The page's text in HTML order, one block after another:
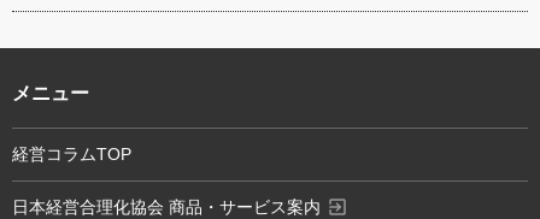
メニュー
経営コラムTOP
日本経営合理化協会 商品・サービス案内 exit_to_app